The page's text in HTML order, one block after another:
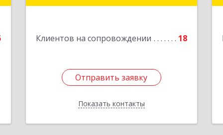
Клиентов на сопровождении 18
Отправить заявку
Показать контакты
Отправить заявку
Назад